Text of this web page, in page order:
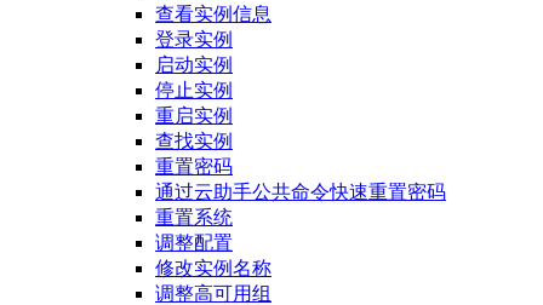
查看实例信息
登录实例
启动实例
停止实例
重启实例
查找实例
重置密码
通过云助手公共命令快速重置密码
重置系统
调整配置
修改实例名称
调整高可用组